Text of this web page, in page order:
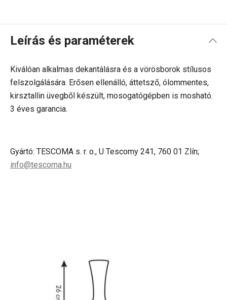
Leírás és paraméterek
Kiválóan alkalmas dekantálásra és a vörösborok stílusos
felszolgálására. Erősen ellenálló, áttetsző, ólommentes,
kirsztallin üvegből készült, mosogatógépben is mosható.
3 éves garancia.
Gyártó: TESCOMA s. r. o., U Tescomy 241, 760 01 Zlín;
info@tescoma.hu